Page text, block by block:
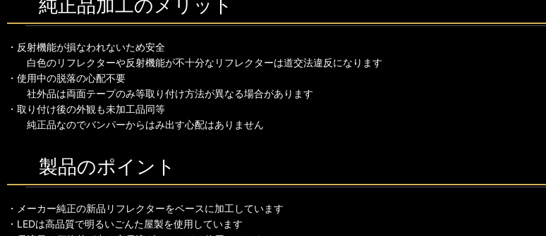
純正品加工のメリット
・反射機能が損なわれないため安全
白色のリフレクターや反射機能が不十分なリフレクターは道交法違反になります
・使用中の脱落の心配不要
社外品は両面テープのみ等取り付け方法が異なる場合があります
・取り付け後の外観も未加工品同等
純正品なのでバンパーからはみ出す心配はありません
製品のポイント
・メーカー純正の新品リフレクターをベースに加工しています
・LEDは高品質で明るいごんた屋製を使用しています